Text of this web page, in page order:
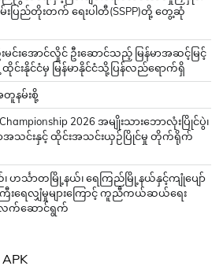
းပြည်တိုးတက် ရေးပါတီ(SSPP)တို့ တွေ့ဆုံ
မင်းအောင်လှိုင် ဦးဆောင်သည့် မြန်မာအဆင့်မြင့်
းနိုင်ငံမှ မြန်မာနိုင်ငံသို့ပြန်လည်ရောက်ရှိ
အတူနမ်းစို့
Championship 2026 အမျိုးသားဘောလုံးပြိုင်ပွဲ၊
အသင်းနှင့် ထိုင်းအသင်းယှဉ်ပြိုင်မှု တိုက်ရိုက်
၊ ဟင်္သာတမြို့နယ်၊ ရေကြည်မြို့နယ်နှင့်ကျုံပျော်
းရေလျှံမှုများကြောင့် ကူညီကယ်ဆယ်ရေး
လက်ဆောင်ရွက်